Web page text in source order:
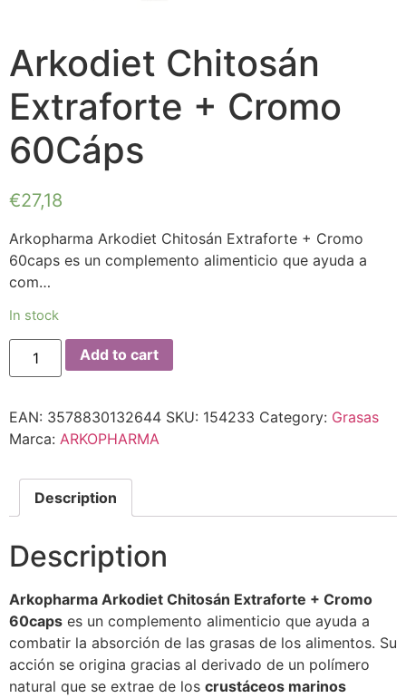
Arkodiet Chitosán
Extraforte + Cromo
60Cáps
€27,18
Arkopharma Arkodiet Chitosán Extraforte + Cromo
60caps es un complemento alimenticio que ayuda a
com…
In stock
Add to cart
EAN: 3578830132644 SKU: 154233 Category: Grasas
Marca: ARKOPHARMA
Description
Description
Arkopharma Arkodiet Chitosán Extraforte + Cromo
60caps es un complemento alimenticio que ayuda a
combatir la absorción de las grasas de los alimentos. Su
acción se origina gracias al derivado de un polímero
natural que se extrae de los crustáceos marinos